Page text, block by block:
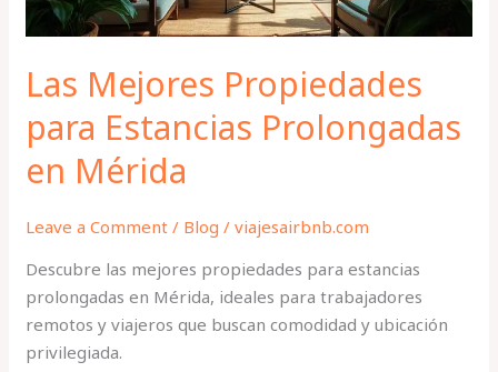
Las Mejores Propiedades
para Estancias Prolongadas
en Mérida
Leave a Comment / Blog /viajesairbnb.com
Descubre las mejores propiedades para estancias
prolongadas en Mérida, ideales para trabajadores
remotos y viajeros que buscan comodidad y ubicación
privilegiada.